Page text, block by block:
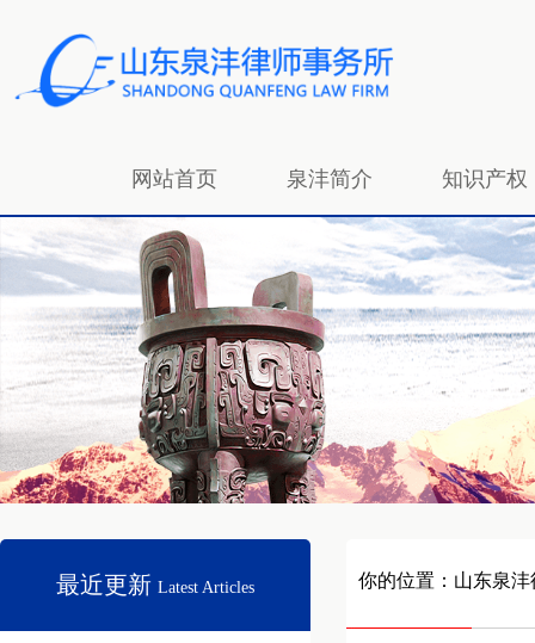
网站首页 泉沣简介 知识产权
招贤纳士
最近更新 Latest Articles 你的位置： 山东泉